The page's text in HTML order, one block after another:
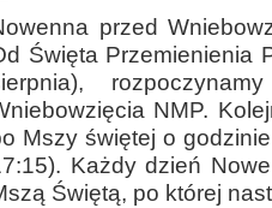
przed
Święta Przemienienia
NMP.
Mszy świętej o
Każdy dzień
Świętą, po której